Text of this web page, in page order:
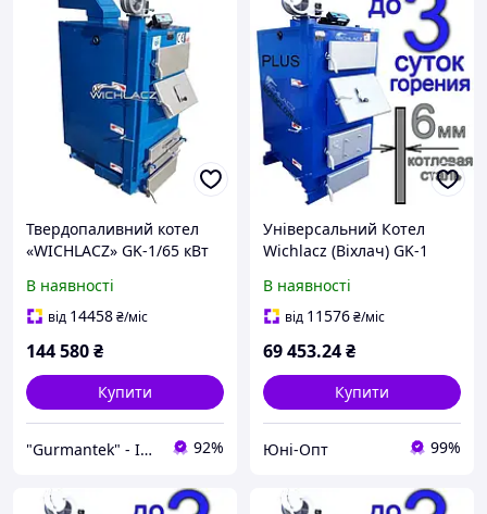
Твердопаливний котел
«WICHLACZ» GK-1/65 кВт
В наявності
від 14458₴/міс
144 580₴
Купити
"Gurmantek" - Інтернет-магазин 92%
Універсальний Котел
Wichlacz (Віхлач) GK-1
Твердопаливний +15% до
всіх Технічних
"єВідновлення"
В наявності
від 11576₴/міс
69 453.24₴
Купити
Юні-Опт 99%